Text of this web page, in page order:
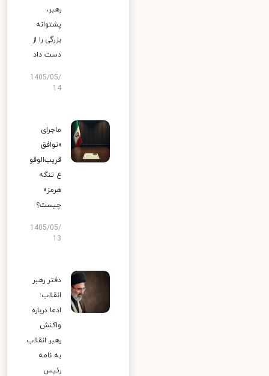
رهبر،
پشتوانه
بزرگی را از
دست داد
1405/05/
14
ماجرای
«توافق
قریب‌الوقو
ع تنگه
هرمز»
چیست؟
1405/05/
13
دفتر رهبر
انقلاب:
ادعا درباره
واکنش
رهبر انقلاب
به نامه
رئیس